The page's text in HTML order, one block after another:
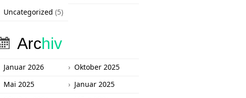
Uncategorized (5)
Archiv
Januar 2026
Oktober 2025
Mai 2025
Januar 2025